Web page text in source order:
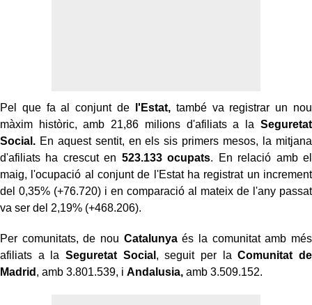
Pel que fa al conjunt de l'Estat,també va registrar un nou
màxim històric, amb 21,86 milions d'afiliats a la Seguretat
Social. En aquest sentit, en els sis primers mesos, la mitjana
d'afiliats ha crescut en 523.133 ocupats. En relació amb el
maig, l'ocupació al conjunt de l'Estat ha registrat un increment
del 0,35% (+76.720) i en comparació al mateix de l'any passat
va ser del 2,19% (+468.206).
Per comunitats, de nou Catalunyaés la comunitat amb més
afiliats a la Seguretat Social , seguit per laComunitat de
Madrid , amb 3.801.539, i Andalusia, amb 3.509.152.